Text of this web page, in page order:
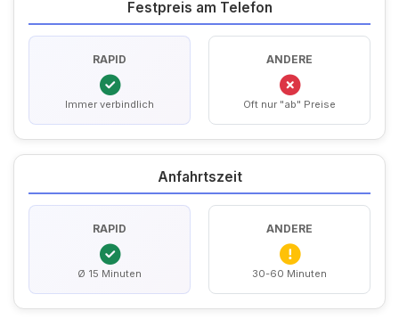
Festpreis am Telefon
RAPID
Immer verbindlich
ANDERE
Oft nur "ab" Preise
Anfahrtszeit
RAPID
Ø 15 Minuten
ANDERE
30-60 Minuten